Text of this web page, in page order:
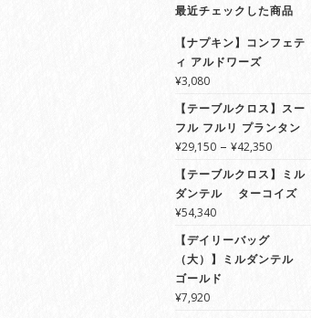
最近チェックした商品
【ナプキン】コンフェテ
ィ アルドワーズ
¥3,080
【テーブルクロス】スー
フル フルリ プランタン
¥29,150 –¥42,350価
格
帯:
¥29,150
【テーブルクロス】ミル
ダンテル ターコイズ
¥54,340
【デイリーバッグ
（大）】ミルダンテル
ゴールド
¥7,920